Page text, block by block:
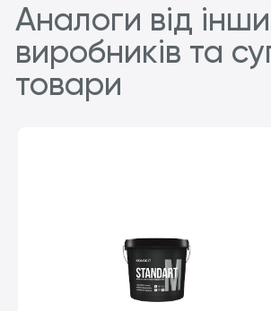
Аналоги від
виробників та
товари